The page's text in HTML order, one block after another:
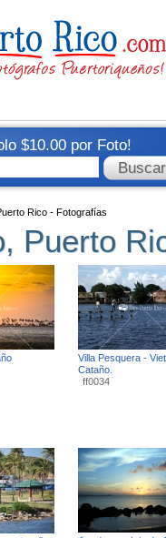
$10.00 por Foto!
Rico - Fotografías
Puerto
Villa Pesquera -
Cataño.
ff0034